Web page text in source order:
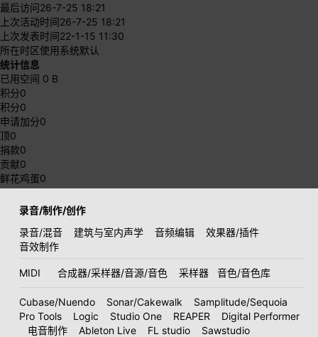
最后访问26-7-25 18:21
上次活动时间26-7-25 18:21
上次发表时间22-1-15 11:30
所在时区使用系统默认
统计信息
已用空间 0 B
积分0
积分0
申请加分0
顶0
捐款0
贡献0
鲜花鸡蛋0
录音/制作/创作
录音/混音
建筑与室内声学 音频编辑
效果器/插件
音效制作
MIDI 合成器/采样器/音源/音色 采样器 音色/音色库
Cubase/Nuendo Sonar/Cakewalk
Samplitude/Sequoia
Pro Tools
Logic Studio One REAPER
Digital Performer
电音制作
Ableton Live FL studio
Sawstudio